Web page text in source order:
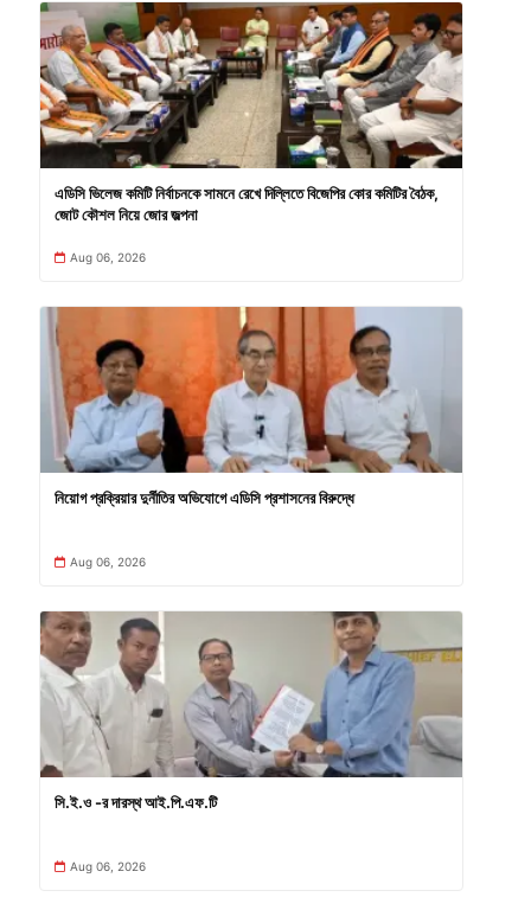
এডিসি ভিলেজ কমিটি নির্বাচনকে সামনে রেখে দিল্লিতে বিজেপির কোর কমিটির বৈঠক,
জোট কৌশল নিয়ে জোর জল্পনা
Aug 06, 2026
নিয়োগ প্রক্রিয়ার দুর্নীতির অভিযোগে এডিসি প্রশাসনের বিরুদ্ধে
Aug 06, 2026
সি.ই.ও -র দারস্থ আই.পি.এফ.টি
Aug 06, 2026